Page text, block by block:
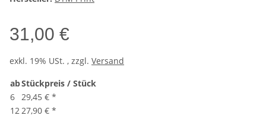
31,00 €
exkl. 19% USt. , zzgl. Versand
abStückpreis / Stück
6 29,45 € *
1227,90 € *